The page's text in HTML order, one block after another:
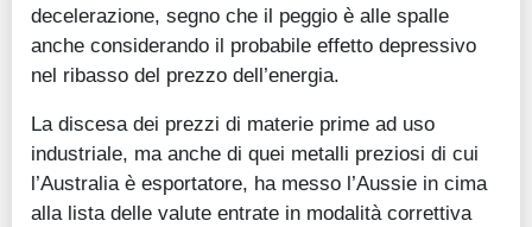
decelerazione, segno che il peggio è alle spalle
anche considerando il probabile effetto depressivo
nel ribasso del prezzo dell’energia.
La discesa dei prezzi di materie prime ad uso
industriale, ma anche di quei metalli preziosi di cui
l’Australia è esportatore, ha messo l’Aussie in cima
alla lista delle valute entrate in modalità correttiva